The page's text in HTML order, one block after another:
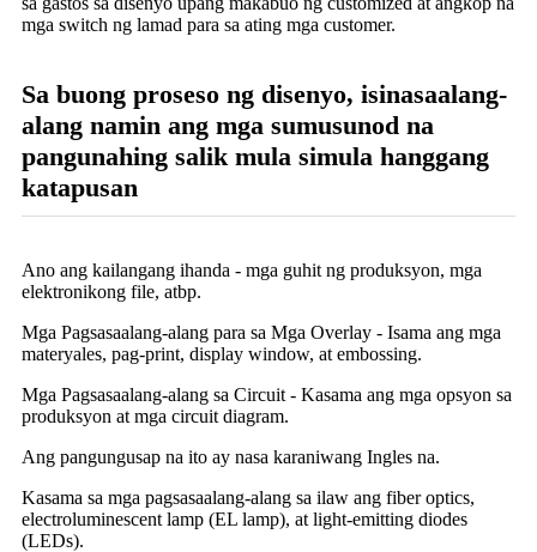
mga switch ng lamad para sa ating mga customer.
Sa buong proseso ng disenyo, isinasaalang-
alang namin ang mga sumusunod na
pangunahing salik mula simula hanggang
katapusan
Ano ang kailangang ihanda - mga guhit ng produksyon, mga
elektronikong file, atbp.
Mga Pagsasaalang-alang para sa Mga Overlay - Isama ang mga
materyales, pag-print, display window, at embossing.
Mga Pagsasaalang-alang sa Circuit - Kasama ang mga opsyon sa
produksyon at mga circuit diagram.
Ang pangungusap na ito ay nasa karaniwang Ingles na.
Kasama sa mga pagsasaalang-alang sa ilaw ang fiber optics,
electroluminescent lamp (EL lamp), at light-emitting diodes
(LEDs).